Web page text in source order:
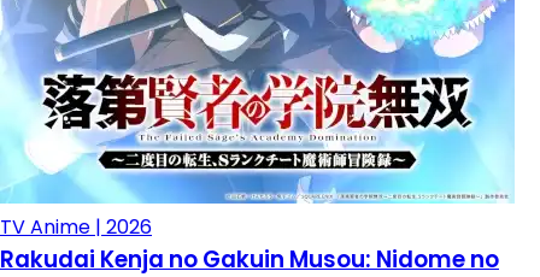
TV Anime | 2026
Rakudai Kenja no Gakuin Musou: Nidome no